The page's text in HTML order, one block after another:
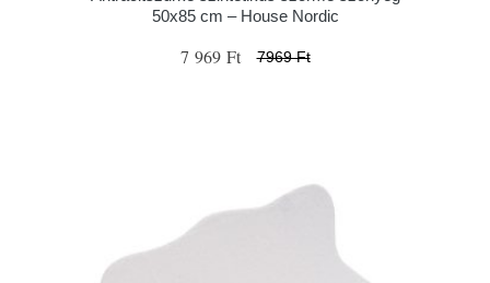
50x85 cm – House Nordic
7 969 Ft 7969 Ft